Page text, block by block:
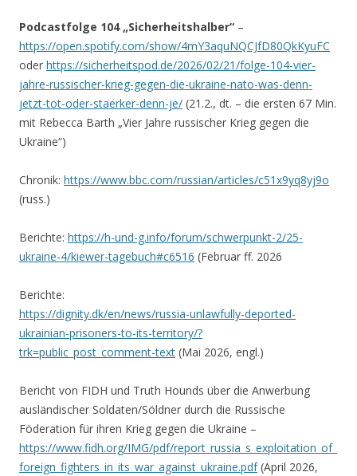
Podcastfolge 104 „Sicherheitshalber“ –
https://open.spotify.com/show/4mY3aquNQCJfD80QkKyuFC
oder https://sicherheitspod.de/2026/02/21/folge-104-vier-
jahre-russischer-krieg-gegen-die-ukraine-nato-was-denn-
jetzt-tot-oder-staerker-denn-je/ (21.2., dt. – die ersten 67 Min.
mit Rebecca Barth „Vier Jahre russischer Krieg gegen die
Ukraine“)
Chronik: https://www.bbc.com/russian/articles/c51x9yq8yj9o
(russ.)
Berichte: https://h-und-g.info/forum/schwerpunkt-2/25-
ukraine-4/kiewer-tagebuch#c6516 (Februar ff. 2026
Berichte:
https://dignity.dk/en/news/russia-unlawfully-deported-
ukrainian-prisoners-to-its-territory/?
trk=public_post_comment-text (Mai 2026, engl.)
Bericht von FIDH und Truth Hounds über die Anwerbung
ausländischer Soldaten/Söldner durch die Russische
Föderation für ihren Krieg gegen die Ukraine –
https://www.fidh.org/IMG/pdf/report_russia_s_exploitation_of_
foreign_fighters_in_its_war_against_ukraine.pdf(April 2026,